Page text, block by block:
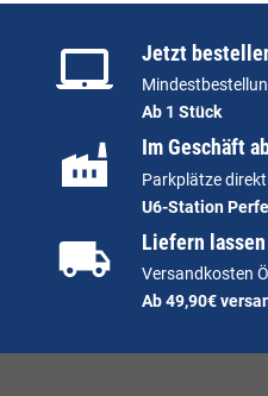
Jetzt
Ab 1 Stück
Im Geschäft
Parkplätze
U6-Station
Liefern lassen
Versandkosten
Ab 49,90€